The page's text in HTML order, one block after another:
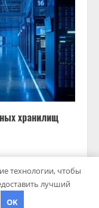
хранилищ
|MoreNewsот AF
технологии, чтобы
лучший
OK